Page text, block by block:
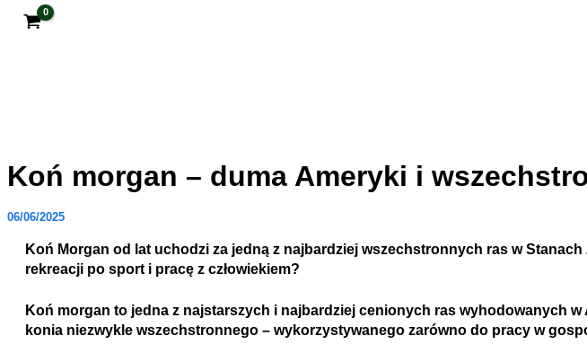
Koń morgan – duma Ameryki i
06/06/2025
Koń Morgan od lat uchodzi za jedną z najbardziej wszechstronnych ras w
rekreacji po sport i pracę z człowiekiem?
Koń morgan to jedna z najstarszych i najbardziej cenionych ras wyhodowanych w
konia niezwykle wszechstronnego – wykorzystywanego zarówno do pracy w